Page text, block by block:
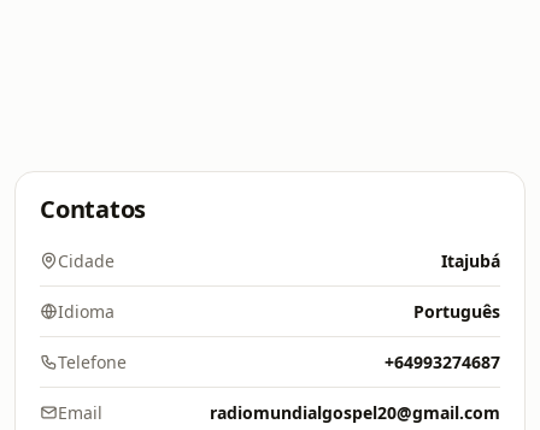
Contatos
Cidade Itajubá
Idioma Português
Telefone +64993274687
Email radiomundialgospel20@gmail.com